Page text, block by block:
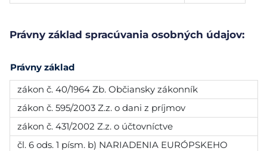
Právny základ spracúvania osobných údajov:
Právny základ
zákon č. 40/1964 Zb. Občiansky zákonník
zákon č. 595/2003 Z.z. o dani z príjmov
zákon č. 431/2002 Z.z. o účtovníctve
čl. 6 ods. 1 písm. b) NARIADENIA EURÓPSKEHO